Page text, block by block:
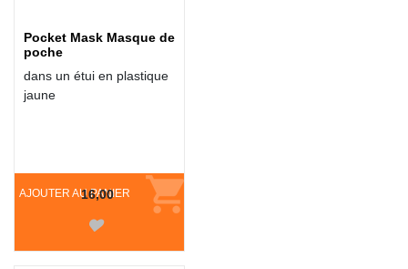
Pocket Mask Masque de
poche
dans un étui en plastique
jaune
AJOUTER AU PANIER
16,00